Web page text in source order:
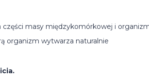
masy międzykomórkowej i
organizm wytwarza naturalnie